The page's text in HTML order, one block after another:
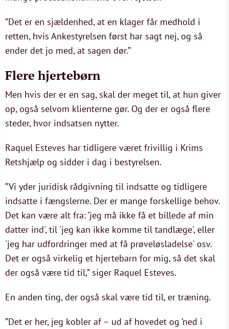
”Det er en sjældenhed, at en klager får medhold i
retten, hvis Ankestyrelsen først har sagt nej, og så
ender det jo med, at sagen dør.”
Flere hjertebørn
Men hvis der er en sag, skal der meget til, at hun giver
op, også selvom klienterne gør. Og der er også flere
steder, hvor indsatsen nytter.
Raquel Esteves har tidligere været frivillig i Krims
Retshjælp og sidder i dag i bestyrelsen.
”Vi yder juridisk rådgivning til indsatte og tidligere
indsatte i fængslerne. Der er mange forskellige behov.
Det kan være alt fra: ’jeg må ikke få et billede af min
datter ind', til 'jeg kan ikke komme til tandlæge', eller
'jeg har udfordringer med at få prøveløsladelse' osv.
Det er også virkelig et hjertebarn for mig, så det skal
der også være tid til,” siger Raquel Esteves.
En anden ting, der også skal være tid til, er træning.
”Det er her, jeg kobler af – ud af hovedet og ’ned i